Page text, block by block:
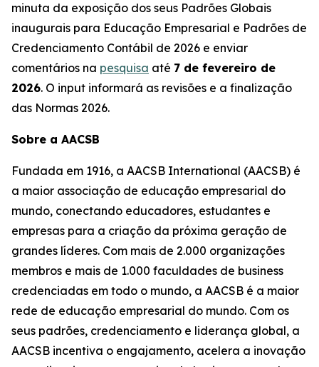
minuta da exposição dos seus Padrões Globais
inaugurais para Educação Empresarial e Padrões de
Credenciamento Contábil de 2026 e enviar
comentários na pesquisa até 7 de fevereiro de
2026. O input informará as revisões e a finalização
das Normas 2026.
Sobre a AACSB
Fundada em 1916, a AACSB International (AACSB) é
a maior associação de educação empresarial do
mundo, conectando educadores, estudantes e
empresas para a criação da próxima geração de
grandes líderes. Com mais de 2.000 organizações
membros e mais de 1.000 faculdades de business
credenciadas em todo o mundo, a AACSB é a maior
rede de educação empresarial do mundo. Com os
seus padrões, credenciamento e liderança global, a
AACSB incentiva o engajamento, acelera a inovação